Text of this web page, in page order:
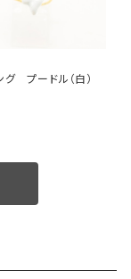
グ プードル（白）